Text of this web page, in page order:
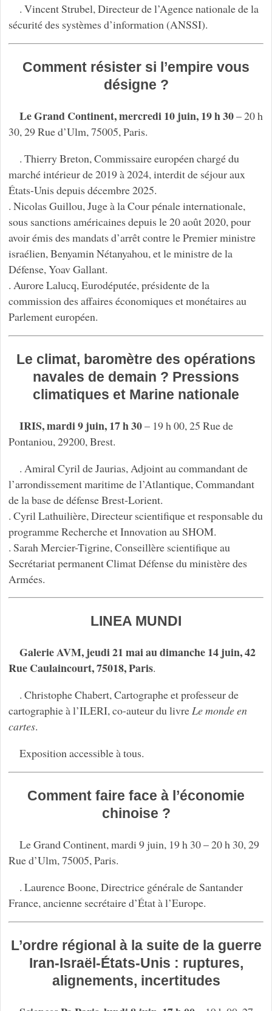
. Vincent Strubel, Directeur de l’Agence nationale de la
sécurité des systèmes d’information (ANSSI).
Comment résister si l’empire vous
désigne ?
Le Grand Continent, mercredi 10 juin, 19 h 30– 20 h
30, 29 Rue d’Ulm, 75005, Paris.
. Thierry Breton, Commissaire européen chargé du
marché intérieur de 2019 à 2024, interdit de séjour aux
États-Unis depuis décembre 2025.
. Nicolas Guillou, Juge à la Cour pénale internationale,
sous sanctions américaines depuis le 20 août 2020, pour
avoir émis des mandats d’arrêt contre le Premier ministre
israélien, Benyamin Nétanyahou, et le ministre de la
Défense, Yoav Gallant.
. Aurore Lalucq, Eurodéputée, présidente de la
commission des affaires économiques et monétaires au
Parlement européen.
Le climat, baromètre des opérations
navales de demain ? Pressions
climatiques et Marine nationale
IRIS, mardi 9 juin, 17 h 30– 19 h 00, 25 Rue de
Pontaniou, 29200, Brest.
. Amiral Cyril de Jaurias, Adjoint au commandant de
l’arrondissement maritime de l’Atlantique, Commandant
de la base de défense Brest-Lorient.
. Cyril Lathuilière, Directeur scientifique et responsable du
programme Recherche et Innovation au SHOM.
. Sarah Mercier-Tigrine, Conseillère scientifique au
Secrétariat permanent Climat Défense du ministère des
Armées.
LINEA MUNDI
Galerie AVM, jeudi 21 mai au dimanche 14 juin, 42
Rue Caulaincourt, 75018, Paris.
. Christophe Chabert, Cartographe et professeur de
cartographie à l’ILERI, co-auteur du livreLe monde en
cartes.
Exposition accessible à tous.
Comment faire face à l’économie
chinoise ?
Le Grand Continent, mardi 9 juin, 19 h 30 – 20 h 30, 29
Rue d’Ulm, 75005, Paris.
. Laurence Boone, Directrice générale de Santander
France, ancienne secrétaire d’État à l’Europe.
L’ordre régional à la suite de la guerre
Iran-Israël-États-Unis : ruptures,
alignements, incertitudes